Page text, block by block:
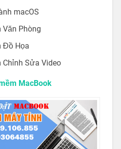
macOS
Phòng
Đồ Họa
Sửa Video
MacBook